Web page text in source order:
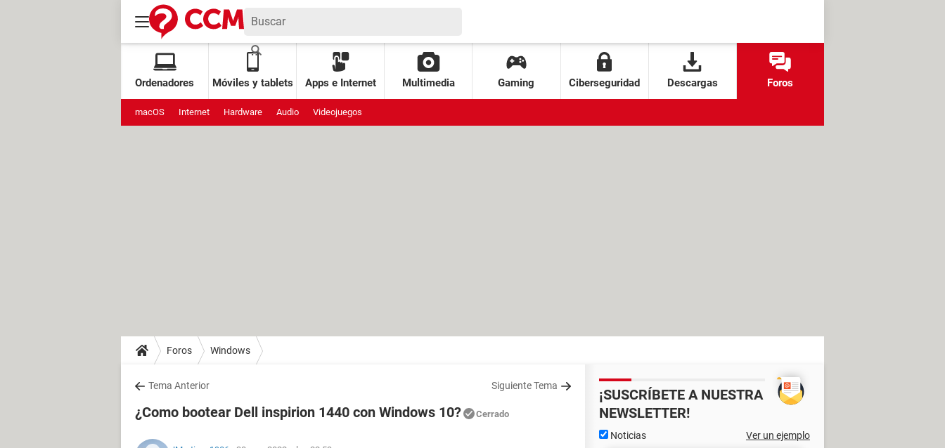
Ordenadores Móviles y tablets Apps e Internet Multimedia Gaming Ciberseguridad Descargas Foros
macOS Internet Hardware Audio Videojuegos
Foros Windows
Tema Anterior Siguiente Tema
¿Como bootear Dell inspirion 1440 con Windows 10? Cerrado
¡SUSCRÍBETE A NUESTRA
NEWSLETTER!
Noticias Ver un ejemplo